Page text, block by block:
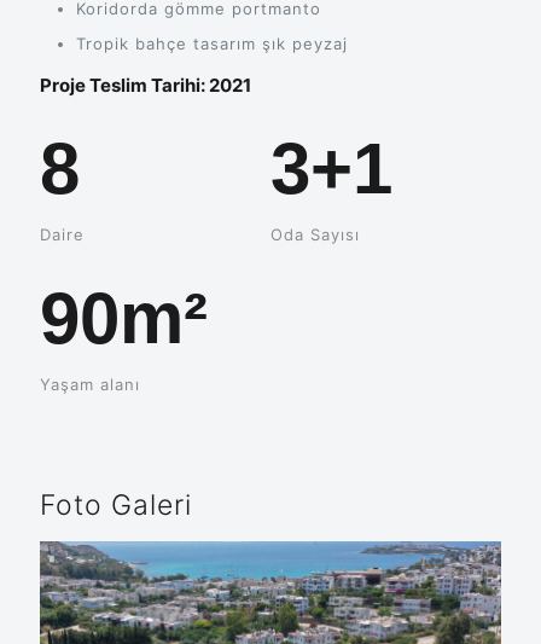
Koridorda gömme portmanto
Tropik bahçe tasarım şık peyzaj
Proje Teslim Tarihi: 2021
8
Daire
3+1
Oda Sayısı
90m²
Yaşam alanı
Foto Galeri